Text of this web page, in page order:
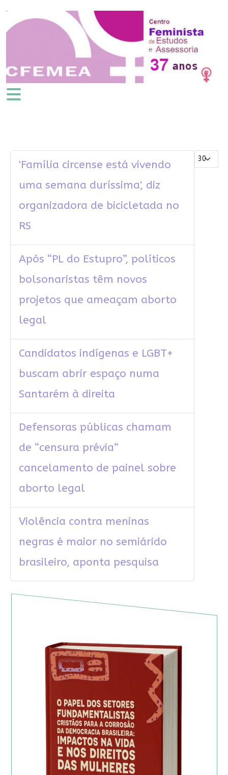
Mostrar #
'Família circense está vivendo
uma semana duríssima', diz
organizadora de bicicletada no
RS
Após “PL do Estupro”, políticos
bolsonaristas têm novos
projetos que ameaçam aborto
legal
Candidatos indígenas e LGBT+
buscam abrir espaço numa
Santarém à direita
Defensoras públicas chamam
de “censura prévia”
cancelamento de painel sobre
aborto legal
Violência contra meninas
negras é maior no semiárido
brasileiro, aponta pesquisa